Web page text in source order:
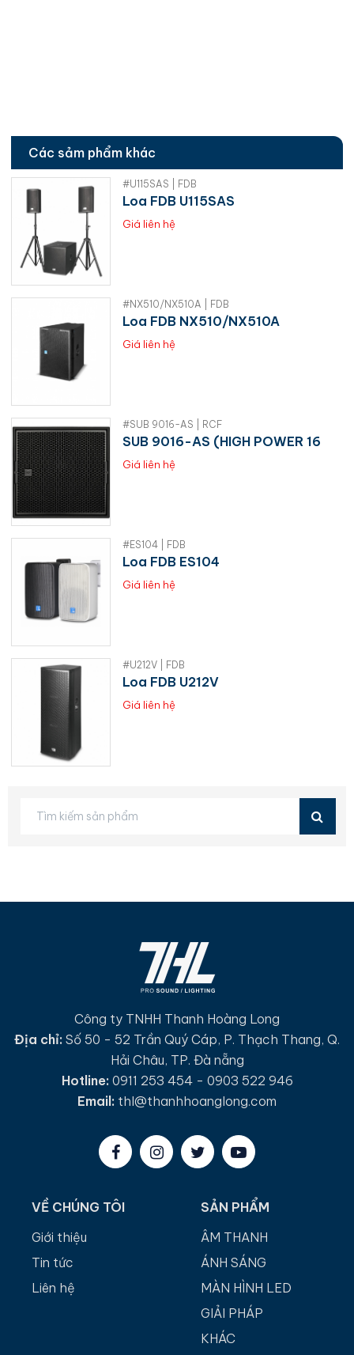
Các sảm phẩm khác
#U115SAS | FDB
Loa FDB U115SAS
Giá liên hệ
#NX510/NX510A | FDB
Loa FDB NX510/NX510A
Giá liên hệ
#SUB 9016-AS | RCF
SUB 9016-AS (HIGH POWER 16
Giá liên hệ
#ES104 | FDB
Loa FDB ES104
Giá liên hệ
#U212V | FDB
Loa FDB U212V
Giá liên hệ
Công ty TNHH Thanh Hoàng Long
Địa chỉ: Số 50 - 52 Trần Quý Cáp, P. Thạch Thang, Q.
Hải Châu, TP. Đà nẵng
Hotline: 0911 253 454 - 0903 522 946
Email: thl@thanhhoanglong.com
VỀ CHÚNG TÔI
Giới thiệu
Tin tức
Liên hệ
SẢN PHẨM
ÂM THANH
ÁNH SÁNG
MÀN HÌNH LED
GIẢI PHÁP
KHÁC